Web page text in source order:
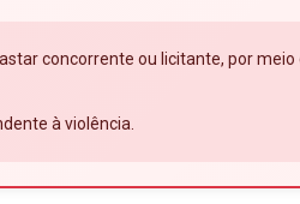
concorrente ou licitante, por
à violência.